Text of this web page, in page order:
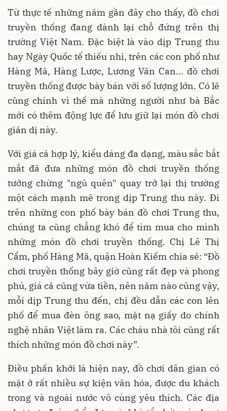
Từ thực tế những năm gần đây cho thấy, đồ chơi
truyền thốngđang dành lại chỗ đứng trên thị
trường Việt Nam. Đặc biệt là vào dịp Trung thu
hay Ngày Quốc tế thiếu nhi, trên các con phố như
Hàng Mã, Hàng Lược, Lương Văn Can... đồ chơi
truyền thống được bày bán với số lượng lớn. Có lẽ
cũng chính vì thế mà những người như bà Bắc
mới có thêm động lực để lưu giữ lại món đồ chơi
giản dị này.
Với giá cả hợp lý, kiểu dáng đa dạng, màu sắc bắt
mắt đã đưa những món đồ chơi truyền thống
tưởng chừng "ngủ quên" quay trở lại thị trường
một cách mạnh mẽ trong dịp Trung thu này. Đi
trên những con phố bày bán đồ chơi Trung thu,
chúng ta cũng chẳng khó để tìm mua cho mình
những món đồ chơi truyền thống. Chị Lê Thị
Cẩm, phố Hàng Mã, quận Hoàn Kiếm chia sẻ: “Đồ
chơi truyền thống bây giờ cũng rất đẹp và phong
phú, giá cả cũng vừa tiền, nên năm nào cũng vậy,
mỗi dịp Trung thu đến, chị đều dẫn các con lên
phố để mua đèn ông sao, mặt nạ giấy do chính
nghệ nhân Việt làm ra. Các cháu nhà tôi cũng rất
thích những món đồ chơi này”.
Điều phấn khởi là hiện nay, đồ chơi dân gian có
mặt ở rất nhiều sự kiện văn hóa, được du khách
trong và ngoài nước vô cùng yêu thích. Các địa